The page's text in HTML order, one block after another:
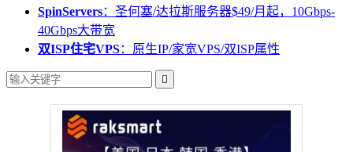
SpinServers：圣何塞/达拉斯服务器$49/月起，10Gbps-
40Gbps大带宽
双ISP住宅VPS：原生IP/家宽VPS/双ISP属性
